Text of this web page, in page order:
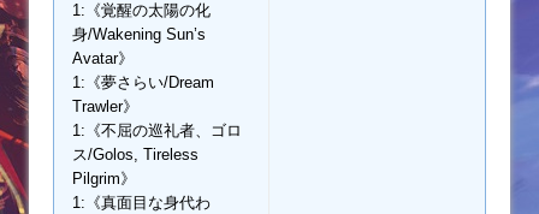
1:《覚醒の太陽の化
身/Wakening Sun’s
Avatar》
1:《夢さらい/Dream
Trawler》
1:《不屈の巡礼者、ゴロ
ス/Golos, Tireless
Pilgrim》
1:《真面目な身代わ